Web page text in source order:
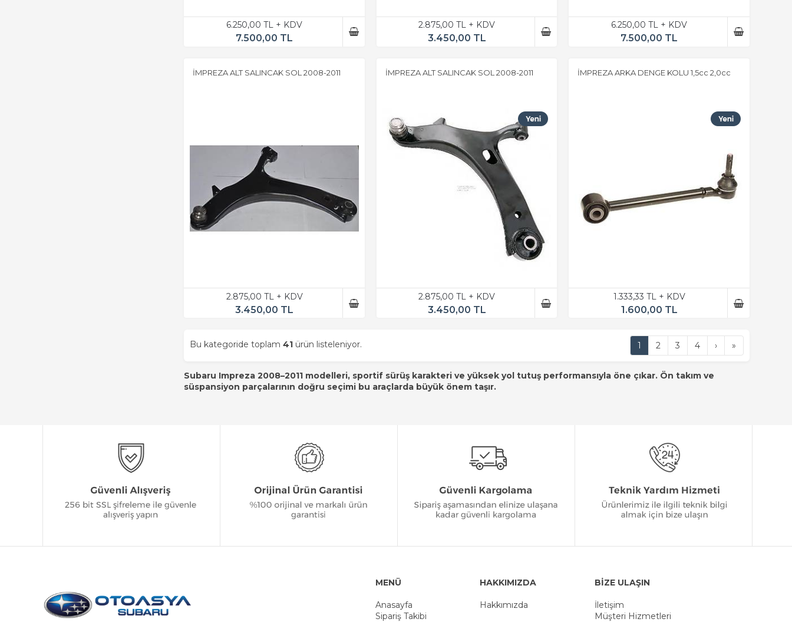
6.250,00 TL + KDV
7.500,00 TL
2.875,00 TL + KDV
3.450,00 TL
6.250,00 TL + KDV
7.500,00 TL
İMPREZA ALT SALINCAK SOL 2008-2011
2.875,00 TL + KDV
3.450,00 TL
İMPREZA ALT SALINCAK SOL 2008-2011
2.875,00 TL + KDV
3.450,00 TL
İMPREZA ARKA DENGE KOLU 1,5cc 2,0cc
1.333,33 TL + KDV
1.600,00 TL
Bu kategoride toplam 41 ürün listeleniyor. 1 2 3 4 › »
Subaru Impreza 2008–2011 modelleri, sportif sürüş karakteri ve yüksek yol tutuş performansıyla öne çıkar. Ön takım ve
süspansiyon parçalarının doğru seçimi bu araçlarda büyük önem taşır.
MENÜ
Anasayfa
Sipariş Takibi
HAKKIMIZDA
Hakkımızda
BİZE ULAŞIN
İletişim
Müşteri Hizmetleri